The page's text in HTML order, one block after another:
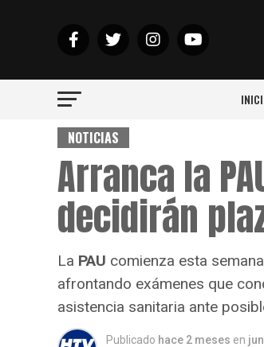
NOTICIAS
Arranca la
decidirán
La PAU comienza esta
afrontando exámenes que
asistencia sanitaria ante
Publicado hace 2 meses en